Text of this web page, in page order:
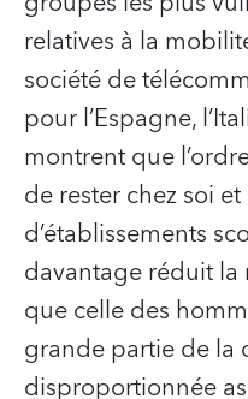
relatives à la
société de
pour l’Espagne,
montrent que
de rester chez soi
d’établissements
davantage réduit
que celle des
grande partie de la
disproportionnée